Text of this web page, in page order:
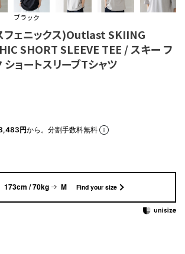
ブラック
ェニックス)Outlast SKIING
SHORT SLEEVE TEE / スキー フ
ショートスリーブTシャツ
円から。分割手数料無料
173cm / 70kg M Find your size